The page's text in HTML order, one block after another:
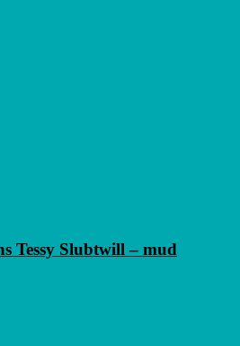
Tessy Slubtwill – mud